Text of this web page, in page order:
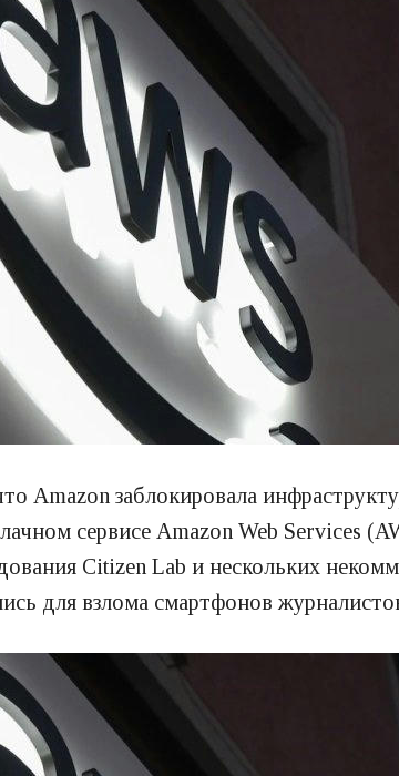
Amazon заблокировала
сервисе Amazon Web Services
Citizen Lab и нескольких
для взлома смартфонов